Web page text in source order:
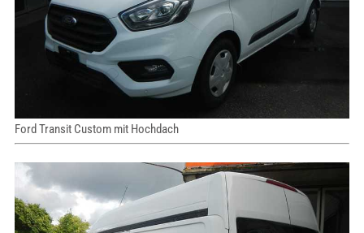
Ford Transit Custom mit Hochdach